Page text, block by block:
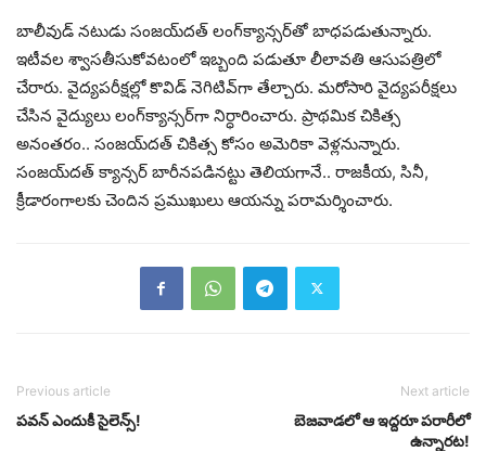
బాలీవుడ్ న‌టుడు సంజ‌య్‌ద‌త్ లంగ్‌క్యాన్సర్‌తో బాధ‌ప‌డుతున్నారు.
ఇటీవ‌ల శ్వాస‌తీసుకోవ‌టంలో ఇబ్బంది ప‌డుతూ లీలావ‌తి ఆసుప‌త్రిలో
చేరారు. వైద్య‌ప‌రీక్ష‌ల్లో కొవిడ్ నెగిటివ్‌గా తేల్చారు. మ‌రోసారి వైద్య‌ప‌రీక్ష‌లు
చేసిన వైద్యులు లంగ్‌క్యాన్స‌ర్‌గా నిర్ధారించారు. ప్రాథ‌మిక చికిత్స
అనంత‌రం.. సంజ‌య్‌ద‌త్ చికిత్స కోసం అమెరికా వెళ్ల‌నున్నారు.
సంజ‌య్‌ద‌త్ క్యాన్స‌ర్ బారీన‌ప‌డిన‌ట్టు తెలియ‌గానే.. రాజ‌కీయ‌, సినీ,
క్రీడారంగాల‌కు చెందిన ప్ర‌ముఖులు ఆయ‌న్ను ప‌రామ‌ర్శించారు.
Previous article
ప‌వ‌న్ ఎందుకీ సైలెన్స్‌!
Next article
బెజ‌వాడ‌లో ఆ ఇద్దరూ ప‌రారీలో
ఉన్నార‌ట‌!